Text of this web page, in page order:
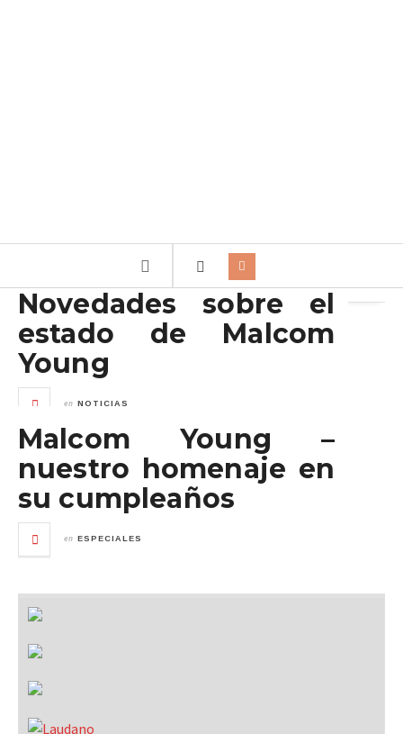
Novedades sobre el
estado de Malcom
Young
en NOTICIAS
Malcom Young –
nuestro homenaje en
su cumpleaños
en ESPECIALES